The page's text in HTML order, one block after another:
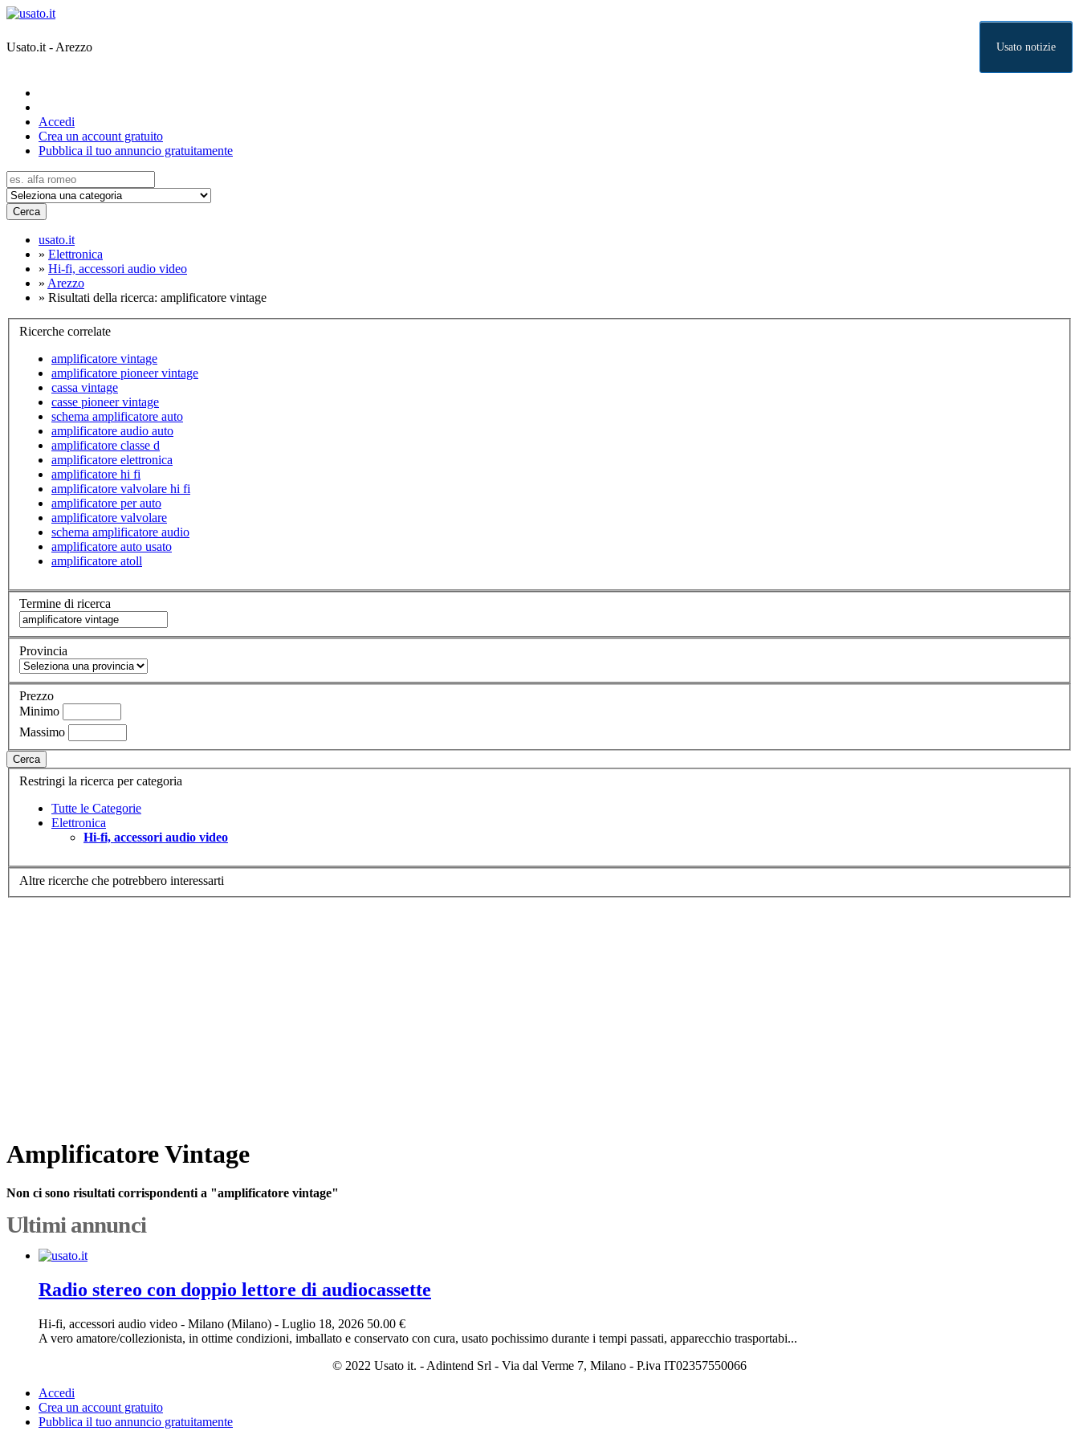
Usato.it - Arezzo Usato notizie
Accedi
Crea un account gratuito
Pubblica il tuo annuncio gratuitamente
Cerca
usato.it
» Elettronica
» Hi-fi, accessori audio video
» Arezzo
» Risultati della ricerca: amplificatore vintage
Ricerche correlate
amplificatore vintage
amplificatore pioneer vintage
cassa vintage
casse pioneer vintage
schema amplificatore auto
amplificatore audio auto
amplificatore classe d
amplificatore elettronica
amplificatore hi fi
amplificatore valvolare hi fi
amplificatore per auto
amplificatore valvolare
schema amplificatore audio
amplificatore auto usato
amplificatore atoll
Termine di ricerca
Provincia
Prezzo
Minimo
Massimo
Cerca
Restringi la ricerca per categoria
Tutte le Categorie
Elettronica
Hi-fi, accessori audio video
Altre ricerche che potrebbero interessarti
Amplificatore Vintage
Non ci sono risultati corrispondenti a "amplificatore vintage"
Ultimi annunci
Radio stereo con doppio lettore di audiocassette
Hi-fi, accessori audio video - Milano (Milano) - Luglio 18, 2026 50.00 €
A vero amatore/collezionista, in ottime condizioni, imballato e conservato con cura, usato pochissimo durante i tempi passati, apparecchio trasportabi...
© 2022 Usato it. - Adintend Srl - Via dal Verme 7, Milano - P.iva IT02357550066
Accedi
Crea un account gratuito
Pubblica il tuo annuncio gratuitamente